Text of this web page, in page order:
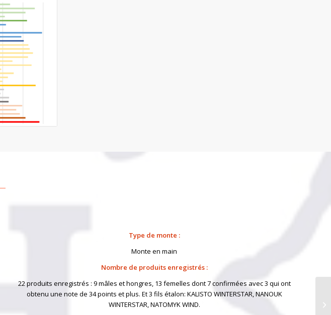
Type de monte :
Monte en main
Nombre de produits enregistrés :
22 produits enregistrés : 9 mâles et hongres, 13 femelles dont 7 confirmées avec 3 qui ont
obtenu une note de 34 points et plus. Et 3 fils étalon: KALISTO WINTERSTAR, NANOUK
WINTERSTAR, NATOMYK WIND.